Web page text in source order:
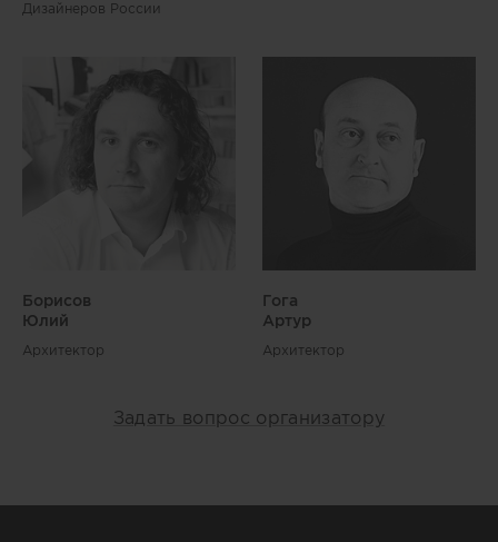
Дизайнеров России
Борисов
Юлий
Архитектор
Гога
Артур
Архитектор
Задать вопрос организатору